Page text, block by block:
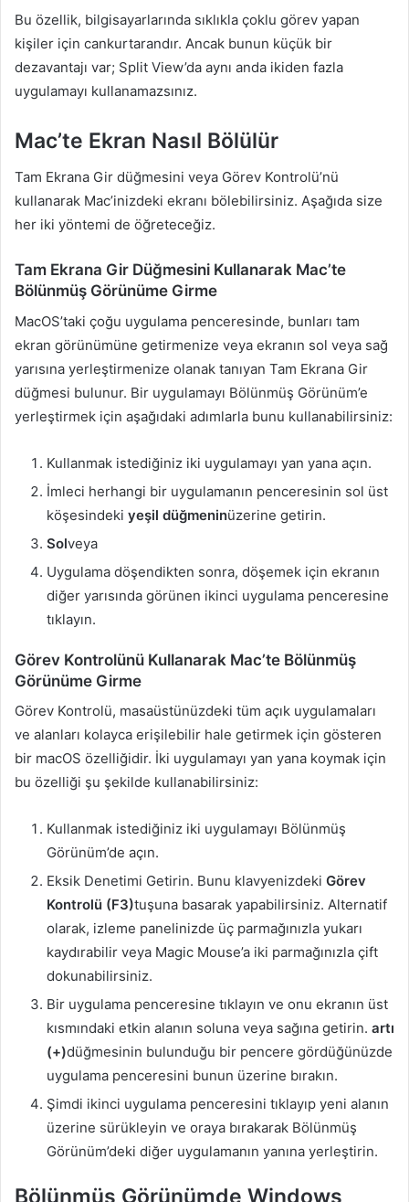
Bu özellik, bilgisayarlarında sıklıkla çoklu görev yapan
kişiler için cankurtarandır. Ancak bunun küçük bir
dezavantajı var; Split View’da aynı anda ikiden fazla
uygulamayı kullanamazsınız.
Mac’te Ekran Nasıl Bölülür
Tam Ekrana Gir düğmesini veya Görev Kontrolü’nü
kullanarak Mac’inizdeki ekranı bölebilirsiniz. Aşağıda size
her iki yöntemi de öğreteceğiz.
Tam Ekrana Gir Düğmesini Kullanarak Mac’te
Bölünmüş Görünüme Girme
MacOS’taki çoğu uygulama penceresinde, bunları tam
ekran görünümüne getirmenize veya ekranın sol veya sağ
yarısına yerleştirmenize olanak tanıyan Tam Ekrana Gir
düğmesi bulunur. Bir uygulamayı Bölünmüş Görünüm’e
yerleştirmek için aşağıdaki adımlarla bunu kullanabilirsiniz:
Kullanmak istediğiniz iki uygulamayı yan yana açın.
İmleci herhangi bir uygulamanın penceresinin sol üst
köşesindeki yeşil düğmeninüzerine getirin.
Solveya
Uygulama döşendikten sonra, döşemek için ekranın
diğer yarısında görünen ikinci uygulama penceresine
tıklayın.
Görev Kontrolünü Kullanarak Mac’te Bölünmüş
Görünüme Girme
Görev Kontrolü, masaüstünüzdeki tüm açık uygulamaları
ve alanları kolayca erişilebilir hale getirmek için gösteren
bir macOS özelliğidir. İki uygulamayı yan yana koymak için
bu özelliği şu şekilde kullanabilirsiniz:
Kullanmak istediğiniz iki uygulamayı Bölünmüş
Görünüm’de açın.
Eksik Denetimi Getirin. Bunu klavyenizdeki Görev
Kontrolü (F3)tuşuna basarak yapabilirsiniz. Alternatif
olarak, izleme panelinizde üç parmağınızla yukarı
kaydırabilir veya Magic Mouse’a iki parmağınızla çift
dokunabilirsiniz.
Bir uygulama penceresine tıklayın ve onu ekranın üst
kısmındaki etkin alanın soluna veya sağına getirin. artı
(+)düğmesinin bulunduğu bir pencere gördüğünüzde
uygulama penceresini bunun üzerine bırakın.
Şimdi ikinci uygulama penceresini tıklayıp yeni alanın
üzerine sürükleyin ve oraya bırakarak Bölünmüş
Görünüm’deki diğer uygulamanın yanına yerleştirin.
Bölünmüş Görünümde Windows